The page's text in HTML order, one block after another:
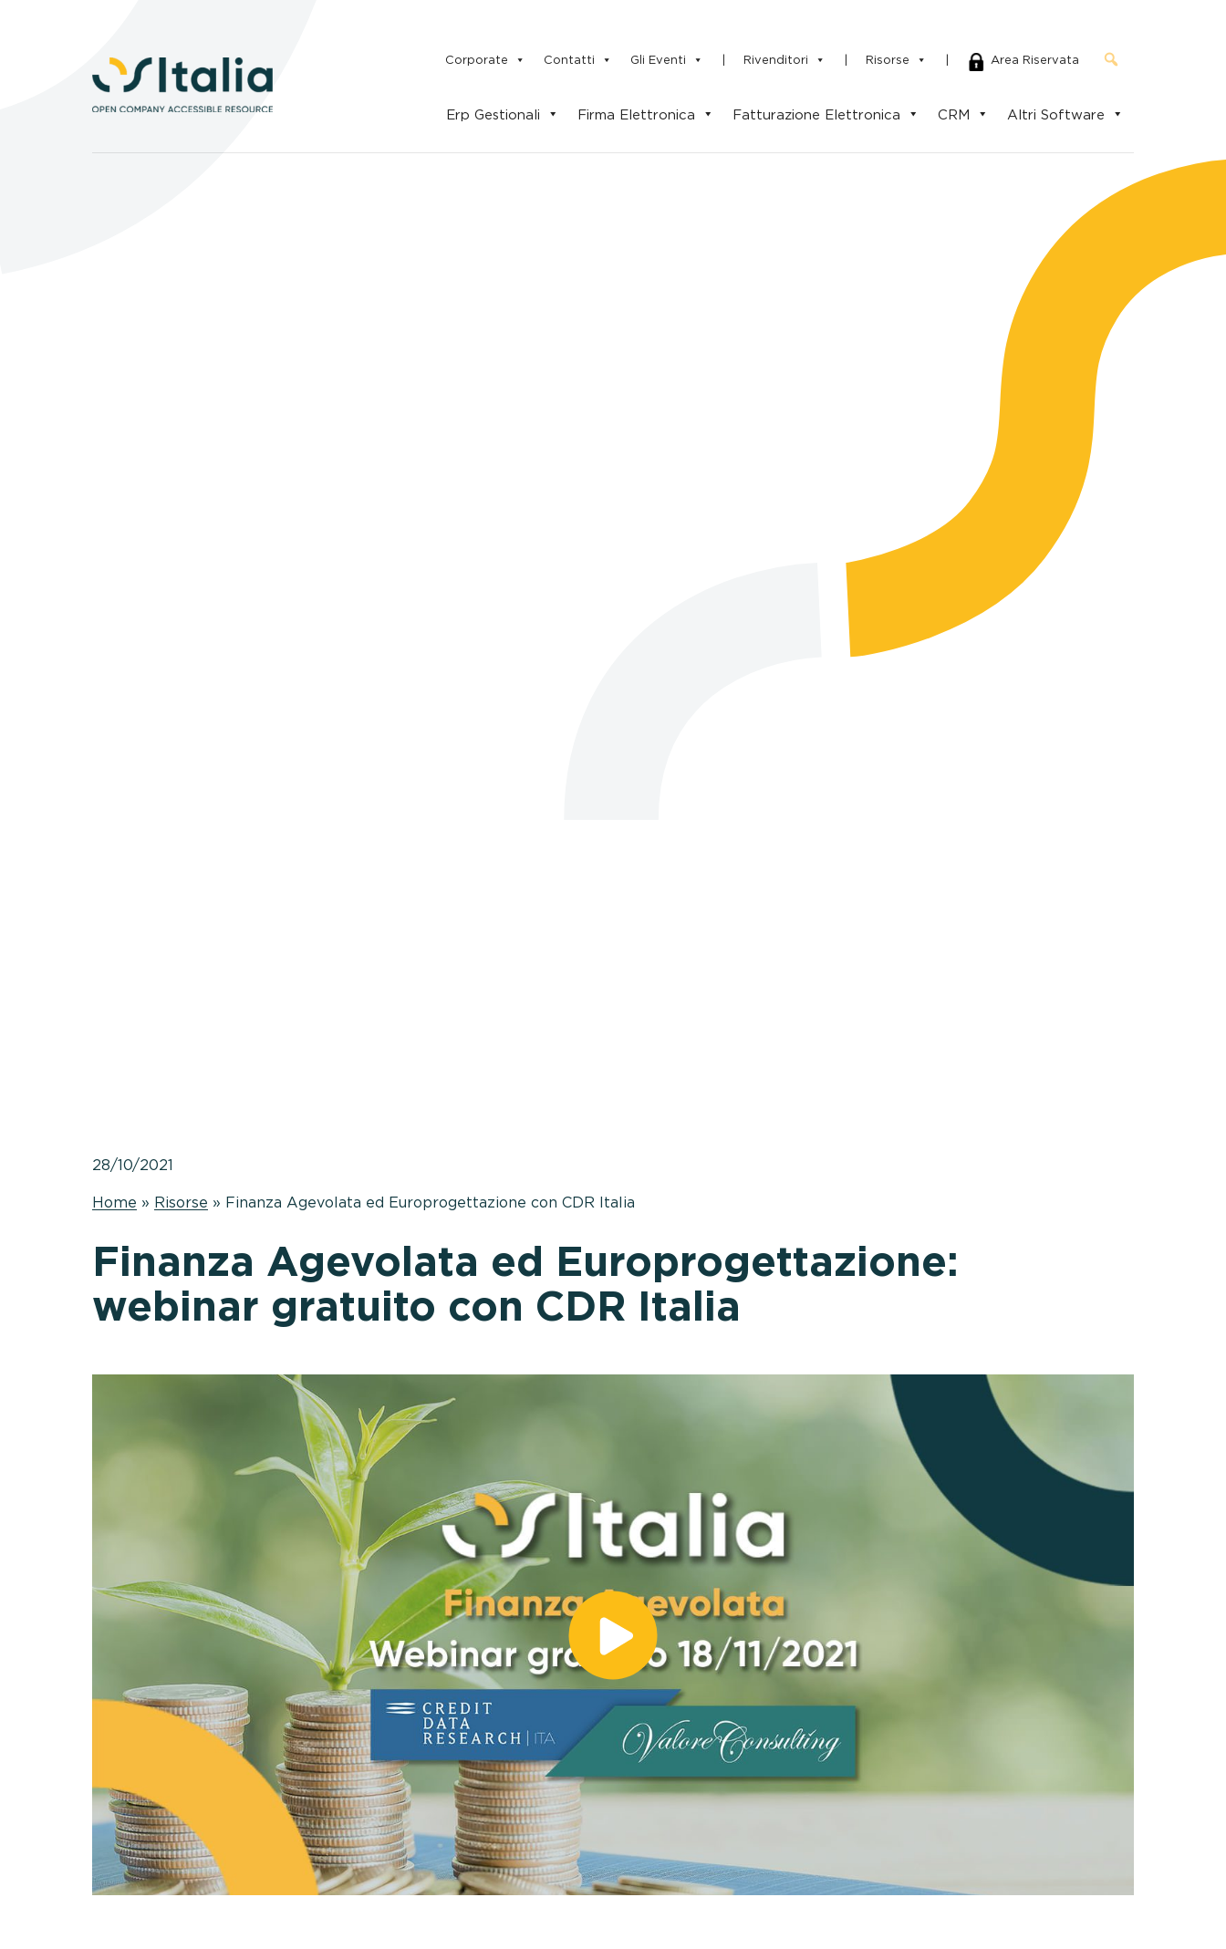
Navigation
Corporate Contatti Gli Eventi | Rivenditori | Risorse | Area Riservata
Primary
Erp Gestionali Firma Elettronica Fatturazione Elettronica CRM Altri Software
28/10/2021
Home » Risorse » Finanza Agevolata ed Europrogettazione con CDR Italia
Finanza Agevolata ed Europrogettazione:
webinar gratuito con CDR Italia